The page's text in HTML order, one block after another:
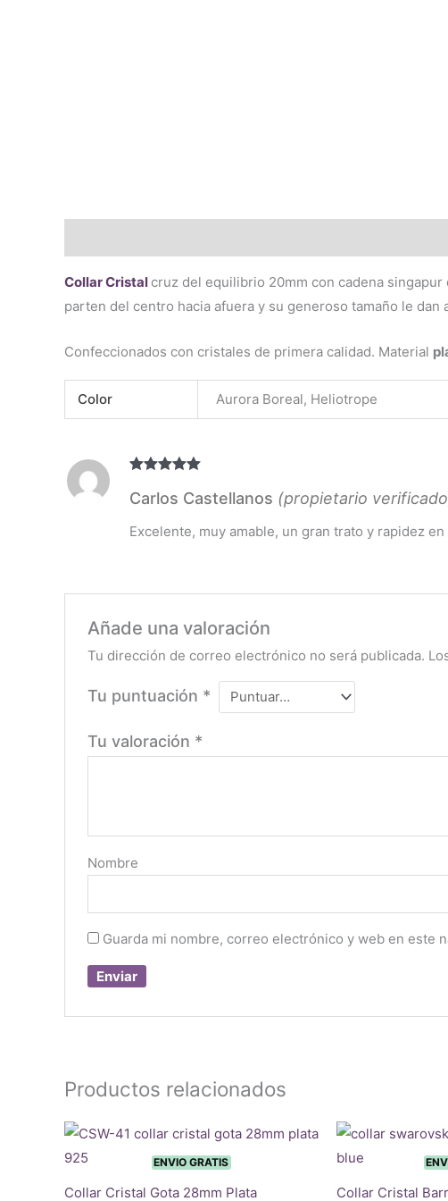
Collar Cristal cruz del equilibrio 20mm con cadena
parten del centro hacia afuera y su generoso tamaño le
Confeccionados con cristales de primera calidad. Material
Color Aurora Boreal, Heliotrope
con5de 5
Carlos Castellanos (propietario
Excelente, muy amable, un gran trato y rapidez
Añade una valoración
Tu dirección de correo electrónico no será publicada.
Tu puntuación *
Tu valoración *
Nombre
Guarda mi nombre, correo electrónico y web en este
Productos relacionados
ENVIO GRATIS
Collar Cristal Gota 28mm Plata Collar Cristal